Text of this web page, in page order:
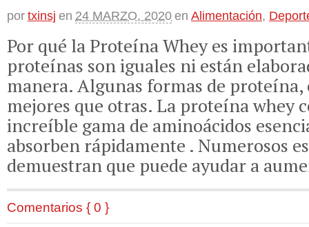
por txinsj en 24 MARZO, 2020 en Alimentación,
Por qué la Proteína Whey es
proteínas son iguales ni están
manera. Algunas formas de proteína,
mejores que otras. La proteína whey
increíble gama de aminoácidos
absorben rápidamente . Numerosos
demuestran que puede ayudar a
Comentarios { 0 }